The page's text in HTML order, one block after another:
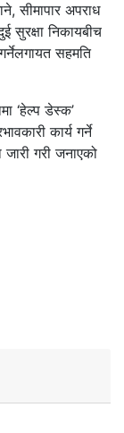
सीमापार अपराध
सुरक्षा निकायबीच
सहमति
‘हेल्प डेस्क’
कार्य गर्ने
गरी जनाएको